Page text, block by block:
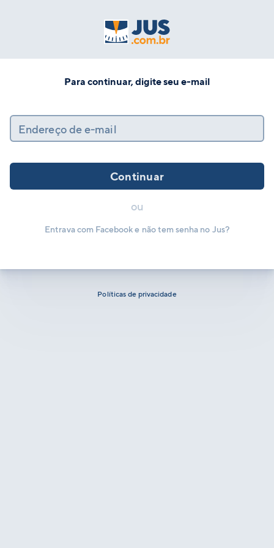
Para continuar, digite seu e-mail
Endereço de e-mail
Continuar
ou
Entrava com Facebook e não tem senha no Jus?
Políticas de privacidade